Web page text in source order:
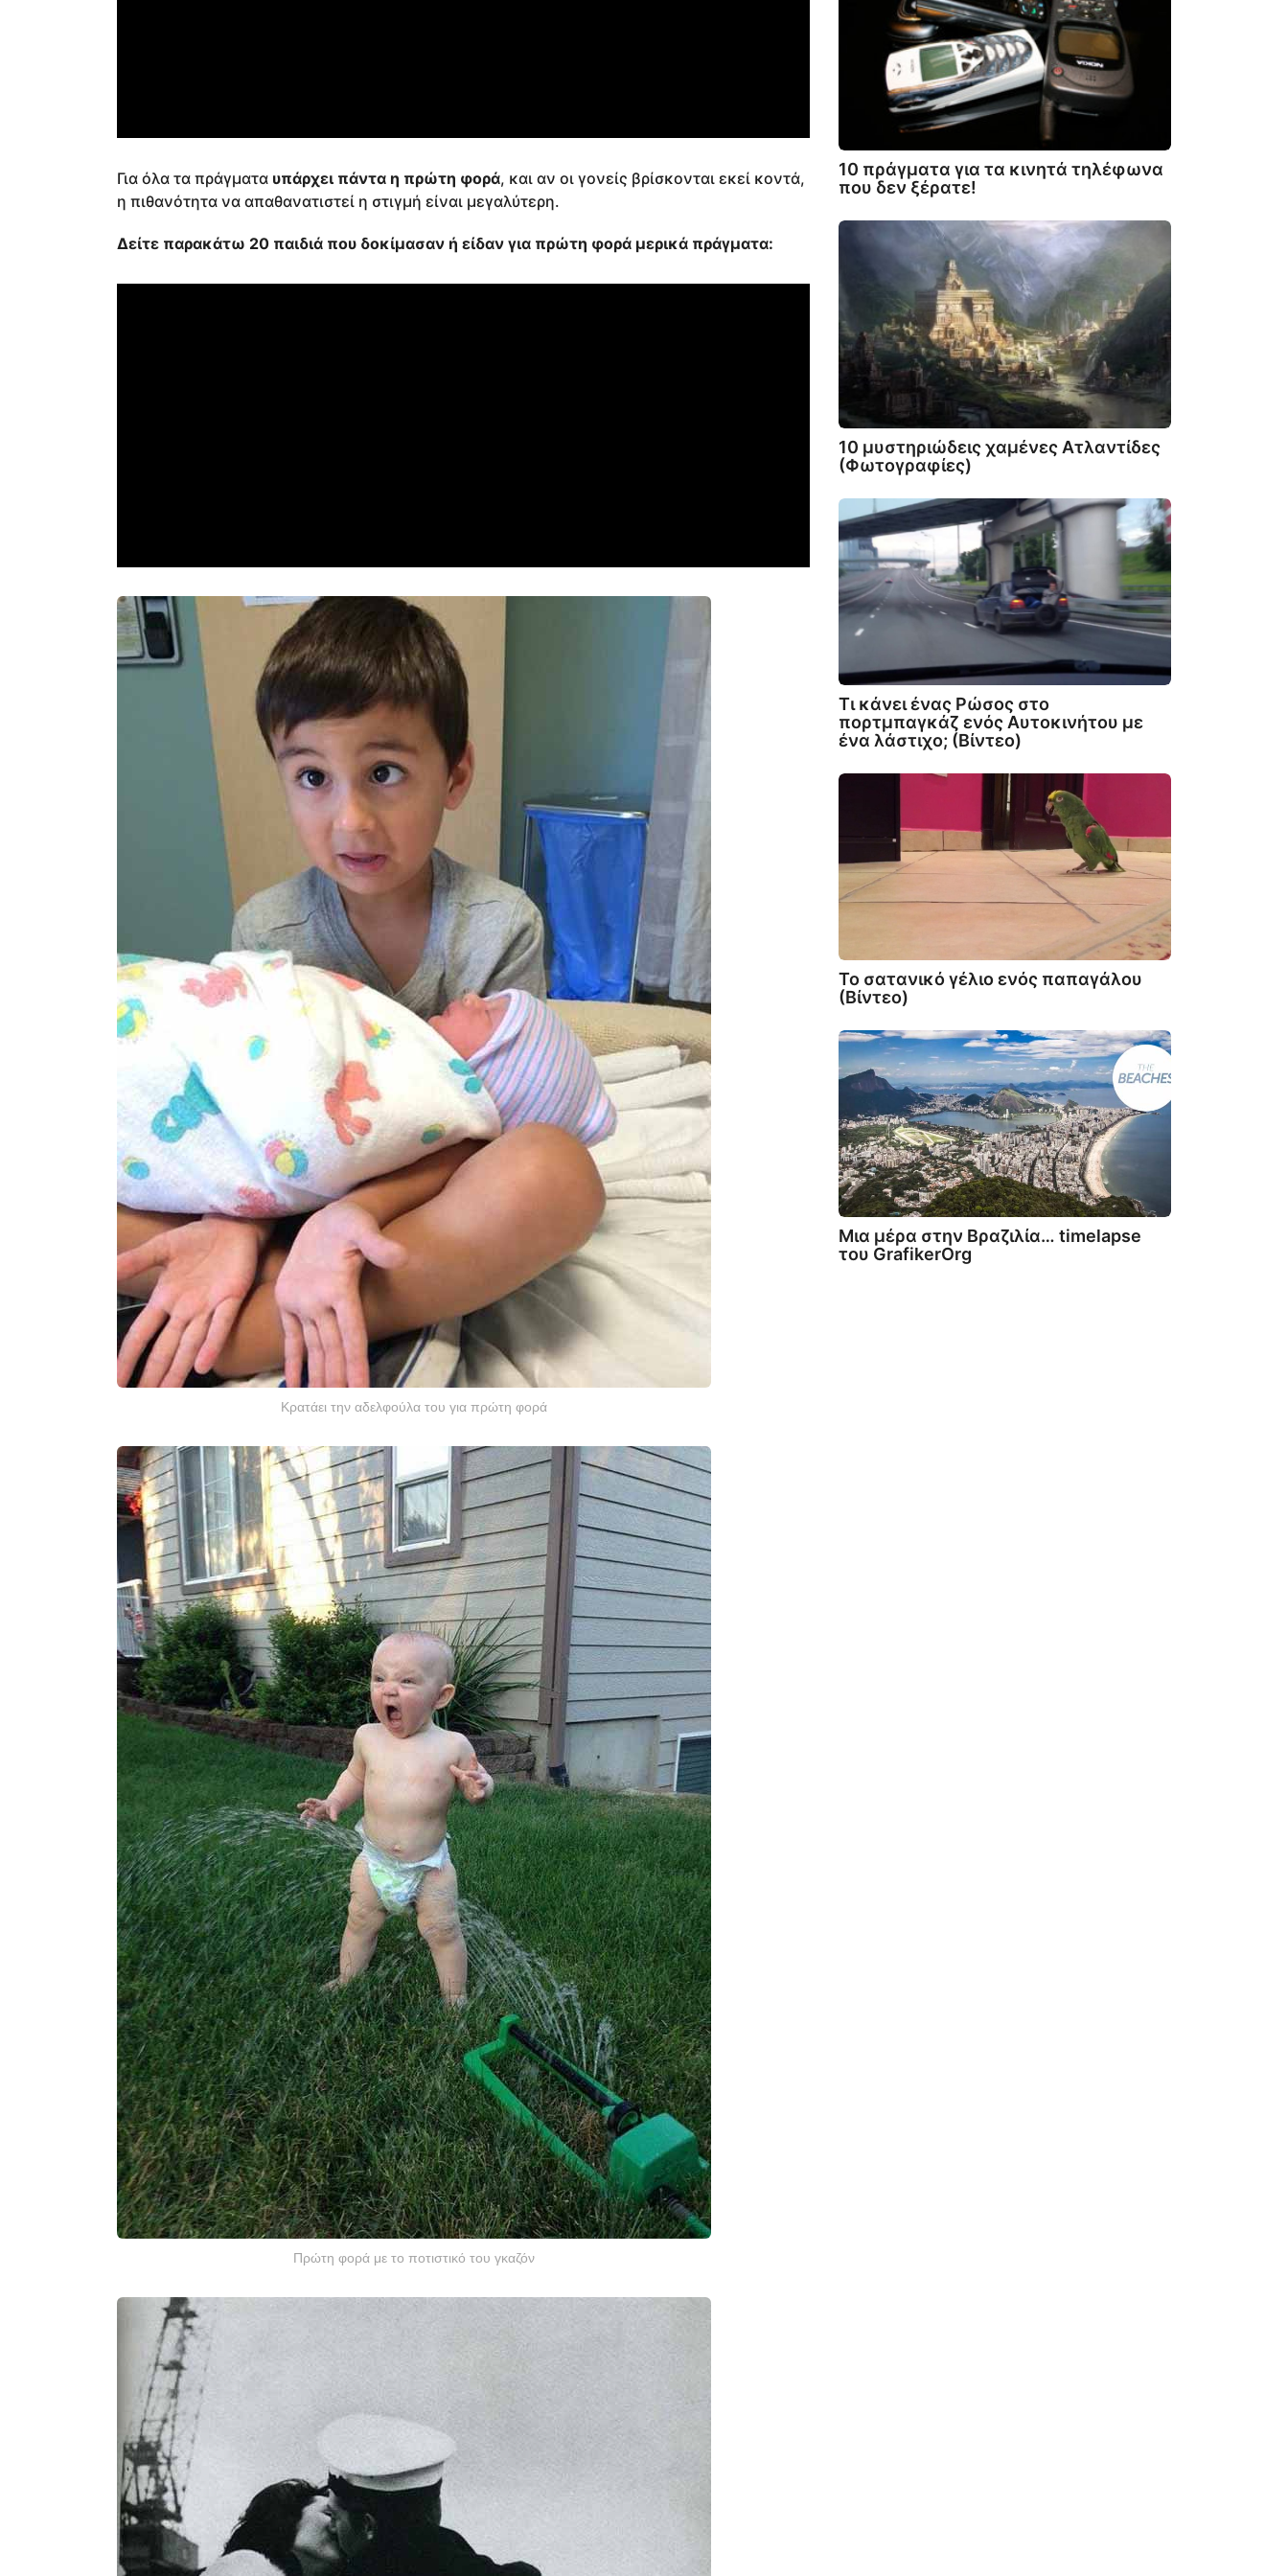
Για όλα τα πράγματα υπάρχει πάντα η πρώτη φορά, και αν οι γονείς βρίσκονται εκεί κοντά,
η πιθανότητα να απαθανατιστεί η στιγμή είναι μεγαλύτερη.
Δείτε παρακάτω 20 παιδιά που δοκίμασαν ή είδαν για πρώτη φορά μερικά πράγματα:
Κρατάει την αδελφούλα του για πρώτη φορά
Πρώτη φορά με το ποτιστικό του γκαζόν
10 πράγματα για τα κινητά τηλέφωνα
που δεν ξέρατε!
10 μυστηριώδεις χαμένες Ατλαντίδες
(Φωτογραφίες)
Τι κάνει ένας Ρώσος στο
πορτμπαγκάζ ενός Αυτοκινήτου με
ένα λάστιχο; (Βίντεο)
Το σατανικό γέλιο ενός παπαγάλου
(Βίντεο)
Μια μέρα στην Βραζιλία… timelapse
του GrafikerOrg